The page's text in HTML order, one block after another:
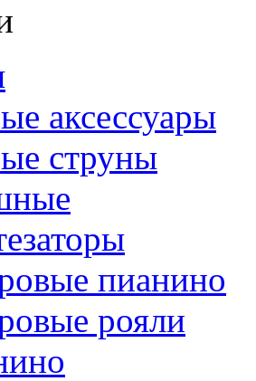
аксессуары
струны
пианино
рояли